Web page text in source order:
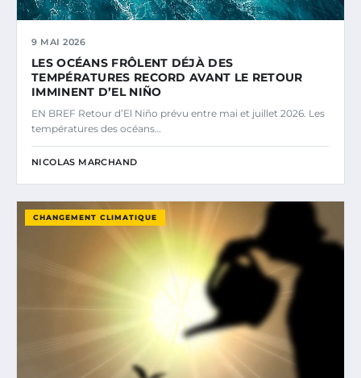
9 MAI 2026
LES OCÉANS FRÔLENT DÉJÀ DES
TEMPÉRATURES RECORD AVANT LE RETOUR
IMMINENT D’EL NIÑO
EN BREF Retour d’El Niño prévu entre mai et juillet 2026. Les
températures des océans…
NICOLAS MARCHAND
CHANGEMENT CLIMATIQUE